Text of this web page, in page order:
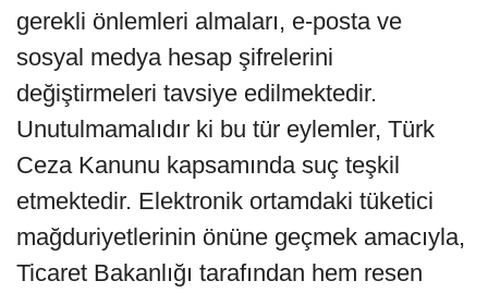
gerekli önlemleri almaları, e-posta ve
sosyal medya hesap şifrelerini
değiştirmeleri tavsiye edilmektedir.
Unutulmamalıdır ki bu tür eylemler, Türk
Ceza Kanunu kapsamında suç teşkil
etmektedir. ⁠Elektronik ortamdaki tüketici
mağduriyetlerinin önüne geçmek amacıyla,
Ticaret Bakanlığı tarafından hem resen